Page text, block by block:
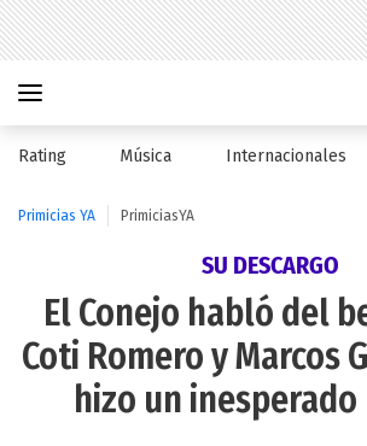
Rating Música Internacionales
Primicias YA PrimiciasYA
SU DESCARGO
El Conejo habló del
Coti Romero y Marcos
hizo un